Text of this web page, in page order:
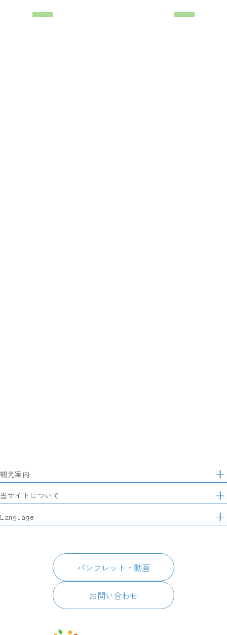
サ
イ
ト
マ
ッ
プ
観光案内
特集
モデルコース
当サイトについて
静岡県観光協会について
パンフレット・動画
Language
パンフレット・動画
お問い合わせ